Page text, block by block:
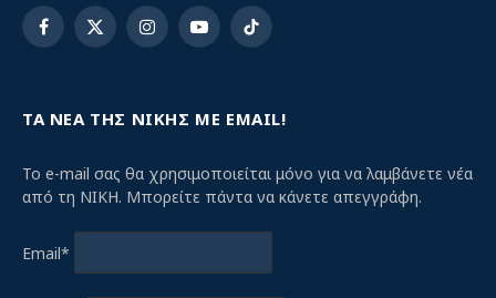
Facebook
X
InstagramYouTubeTikTok
ΤΑ ΝΕΑ ΤΗΣ ΝΙΚΗΣ ΜΕ EMAIL!
Το e-mail σας θα χρησιμοποιείται μόνο για να λαμβάνετε νέα
από τη ΝΙΚΗ. Μπορείτε πάντα να κάνετε απεγγράφη.
Email*